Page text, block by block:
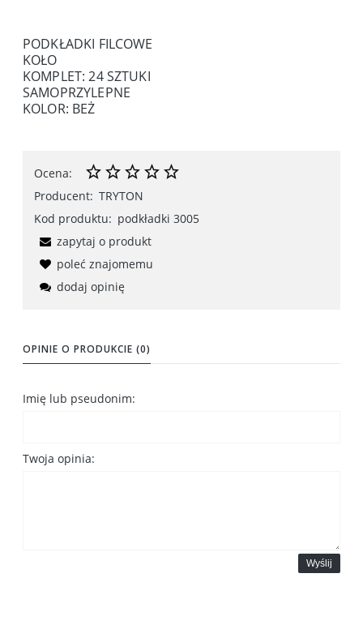
PODKŁADKI FILCOWE
KOŁO
KOMPLET: 24 SZTUKI
SAMOPRZYLEPNE
KOLOR: BEŻ
Ocena:
Producent: TRYTON
Kod produktu: podkładki 3005
zapytaj o produkt
poleć znajomemu
dodaj opinię
OPINIE O PRODUKCIE (0)
Imię lub pseudonim:
Twoja opinia:
Wyślij